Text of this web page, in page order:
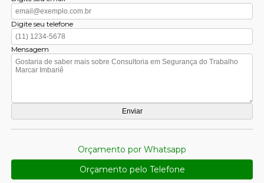
Digite seu telefone
Mensagem
Orçamento por Whatsapp
Orçamento pelo Telefone